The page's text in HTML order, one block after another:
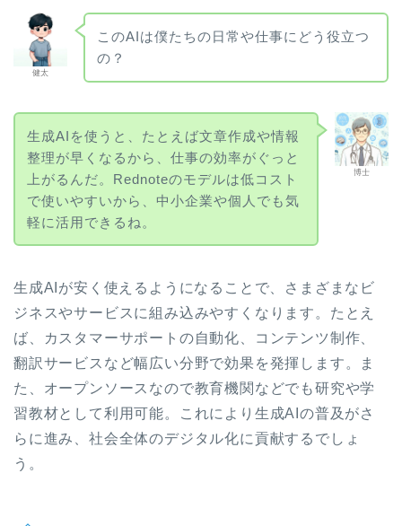
健太
このAIは僕たちの日常や仕事にどう役立つ
の？
博士
生成AIを使うと、たとえば文章作成や情報
整理が早くなるから、仕事の効率がぐっと
上がるんだ。Rednoteのモデルは低コスト
で使いやすいから、中小企業や個人でも気
軽に活用できるね。
生成AIが安く使えるようになることで、さまざまなビ
ジネスやサービスに組み込みやすくなります。たとえ
ば、カスタマーサポートの自動化、コンテンツ制作、
翻訳サービスなど幅広い分野で効果を発揮します。ま
た、オープンソースなので教育機関などでも研究や学
習教材として利用可能。これにより生成AIの普及がさ
らに進み、社会全体のデジタル化に貢献するでしょ
う。